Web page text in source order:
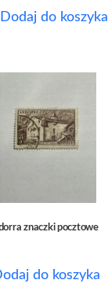
Dodaj do koszyka
znaczki pocztowe
do koszyka